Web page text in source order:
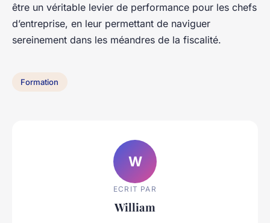
être un véritable levier de performance pour les chefs
d’entreprise, en leur permettant de naviguer
sereinement dans les méandres de la fiscalité.
Formation
W
ECRIT PAR
William